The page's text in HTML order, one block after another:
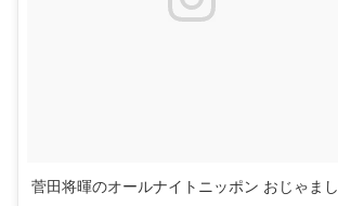
菅田将暉のオールナイトニッポン おじゃまし